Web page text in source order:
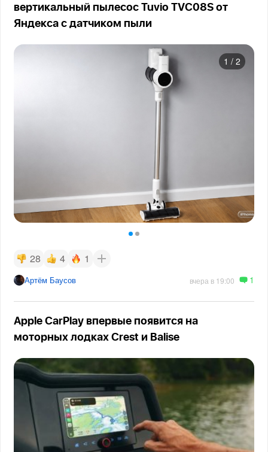
вертикальный пылесос Tuvio TVC08S от
Яндекса с датчиком пыли
1 / 2
28 4 1
Артём Баусов вчера в 19:00 1
Apple CarPlay впервые появится на
моторных лодках Crest и Balise